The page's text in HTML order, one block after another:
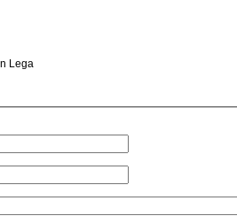
Lega